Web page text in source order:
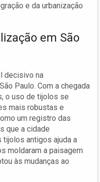
e da urbanização
em São
decisivo na
Paulo. Com a chegada
o uso de tijolos se
mais robustas e
um registro das
que a cidade
antigos ajuda a
moldaram a paisagem
às mudanças ao